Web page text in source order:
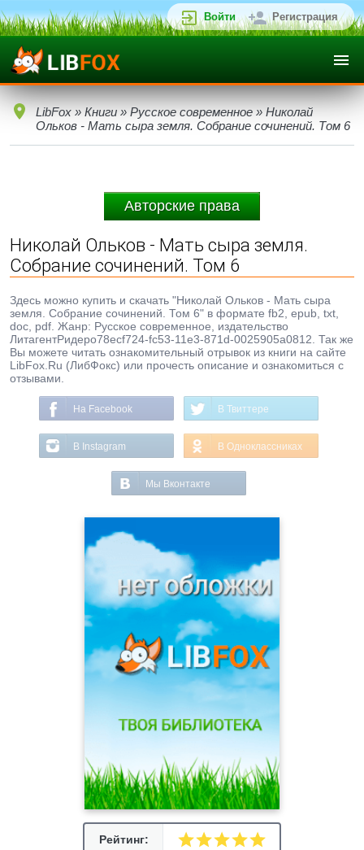
Войти Регистрация
LibFox » Книги » Русское современное » Николай
Ольков - Мать сыра земля. Собрание сочинений. Том 6
Авторские права
Николай Ольков - Мать сыра земля.
Собрание сочинений. Том 6
Здесь можно купить и скачать "Николай Ольков - Мать сыра
земля. Собрание сочинений. Том 6" в формате fb2, epub, txt,
doc, pdf. Жанр: Русское современное, издательство
ЛитагентРидеро78ecf724-fc53-11e3-871d-0025905a0812. Так же
Вы можете читать ознакомительный отрывок из книги на сайте
LibFox.Ru (ЛибФокс) или прочесть описание и ознакомиться с
отзывами.
На Facebook В Твиттере
В Instagram В Одноклассниках
Мы Вконтакте
Рейтинг: